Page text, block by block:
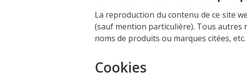
La reproduction du contenu de ce site
(sauf mention particulière). Tous autres
noms de produits ou marques citées,
Cookies